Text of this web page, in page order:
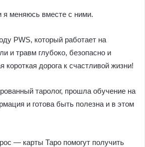
я меняюсь вместе с ними.
PWS, который работает на
и травм глубоко, безопасно и
короткая дорога к счастливой жизни!
таролог, прошла обучение на
и готова быть полезна и в этом
— карты Таро помогут получить